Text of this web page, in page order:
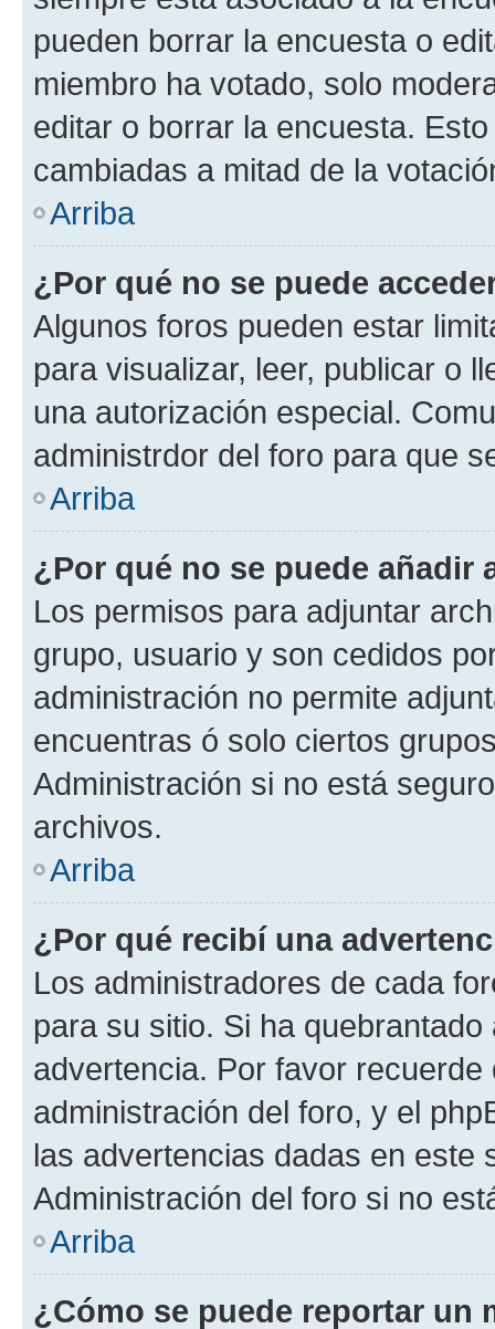
pueden borrar la encuesta o
miembro ha votado, solo
editar o borrar la encuesta.
cambiadas a mitad de la
Arriba
¿Por qué no se puede
Algunos foros pueden estar
para visualizar, leer, publicar o
una autorización especial.
administrdor del foro para que
Arriba
¿Por qué no se puede añadir
Los permisos para adjuntar
grupo, usuario y son cedidos
administración no permite
encuentras ó solo ciertos
Administración si no está
archivos.
Arriba
¿Por qué recibí una
Los administradores de cada
para su sitio. Si ha
advertencia. Por favor
administración del foro, y el
las advertencias dadas en este
Administración del foro si no
Arriba
¿Cómo se puede reportar un